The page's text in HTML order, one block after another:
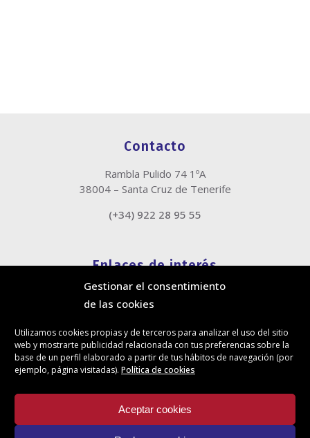
Gestionar el consentimiento
de las cookies
Utilizamos cookies propias y de terceros para analizar el uso del sitio
web y mostrarte publicidad relacionada con tus preferencias sobre la
base de un perfil elaborado a partir de tus hábitos de navegación (por
ejemplo, página visitadas). Política de cookies
Aceptar cookies
Contacto
Rambla Pulido 74 1ºA
38004 – Santa Cruz de Tenerife
(+34) 922 28 95 55
Enlaces de interés
Política de cookies
Política de privacidad
Canal de denuncias
Protección de privacidad en redes sociales
Síguenos